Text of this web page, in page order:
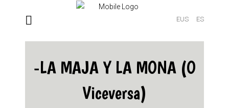
EUS ES
-LA MAJA Y LA MONA (O
Viceversa)